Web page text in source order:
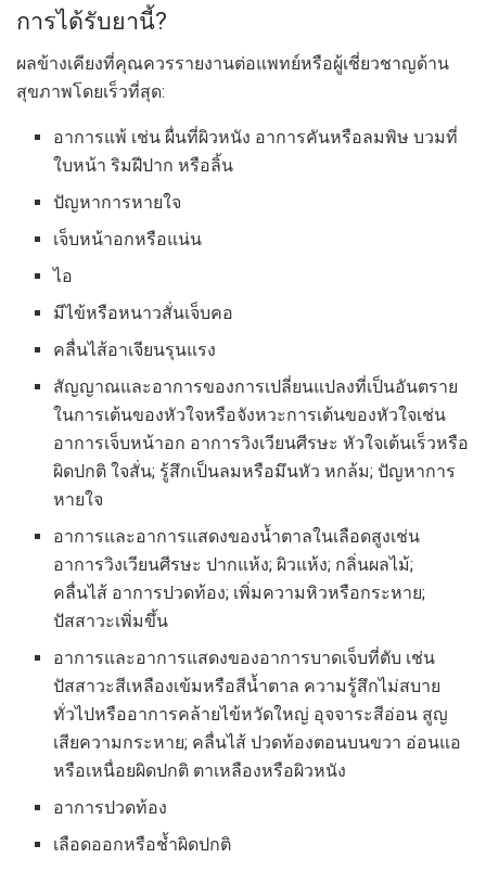
การได้รับยานี้?
ผลข้างเคียงที่คุณควรรายงานต่อแพทย์หรือผู้เชี่ยวชาญด้าน
สุขภาพโดยเร็วที่สุด:
อาการแพ้ เช่น ผื่นที่ผิวหนัง อาการคันหรือลมพิษ บวมที่
ใบหน้า ริมฝีปาก หรือลิ้น
ปัญหาการหายใจ
เจ็บหน้าอกหรือแน่น
ไอ
มีไข้หรือหนาวสั่นเจ็บคอ
คลื่นไส้อาเจียนรุนแรง
สัญญาณและอาการของการเปลี่ยนแปลงที่เป็นอันตราย
ในการเต้นของหัวใจหรือจังหวะการเต้นของหัวใจเช่น
อาการเจ็บหน้าอก อาการวิงเวียนศีรษะ หัวใจเต้นเร็วหรือ
ผิดปกติ ใจสั่น; รู้สึกเป็นลมหรือมึนหัว หกล้ม; ปัญหาการ
หายใจ
อาการและอาการแสดงของน้ำตาลในเลือดสูงเช่น
อาการวิงเวียนศีรษะ ปากแห้ง; ผิวแห้ง; กลิ่นผลไม้;
คลื่นไส้ อาการปวดท้อง; เพิ่มความหิวหรือกระหาย;
ปัสสาวะเพิ่มขึ้น
อาการและอาการแสดงของอาการบาดเจ็บที่ตับ เช่น
ปัสสาวะสีเหลืองเข้มหรือสีน้ำตาล ความรู้สึกไม่สบาย
ทั่วไปหรืออาการคล้ายไข้หวัดใหญ่ อุจจาระสีอ่อน สูญ
เสียความกระหาย; คลื่นไส้ ปวดท้องตอนบนขวา อ่อนแอ
หรือเหนื่อยผิดปกติ ตาเหลืองหรือผิวหนัง
อาการปวดท้อง
เลือดออกหรือช้ำผิดปกติ